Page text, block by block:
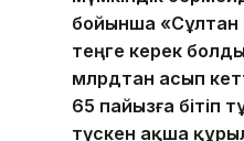
бойынша
теңге керек
млрдтан асып
65 пайызға бітіп
түскен ақша